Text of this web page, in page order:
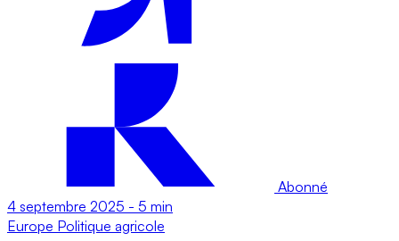
Abonné
4 septembre 2025 - 5 min
Europe Politique agricole